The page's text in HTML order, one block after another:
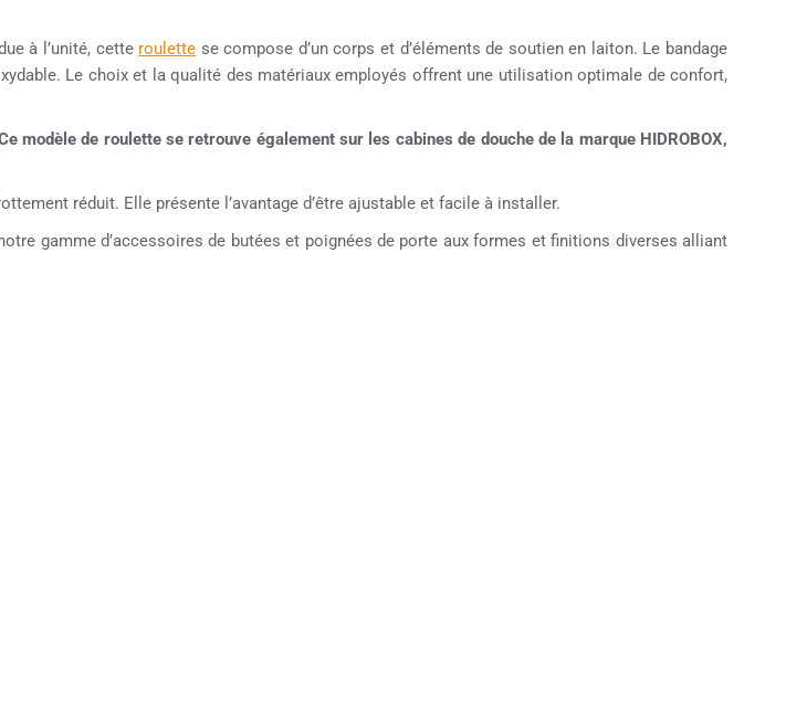
à l’unité, cette roulette se compose d’un corps et d’éléments de soutien en laiton. Le bandage
Le choix et la qualité des matériaux employés offrent une utilisation optimale de confort,
de roulette se retrouve également sur les cabines de douche de la marque HIDROBOX,
réduit. Elle présente l’avantage d’être ajustable et facile à installer.
gamme d’accessoires de butées et poignées de porte aux formes et finitions diverses alliant